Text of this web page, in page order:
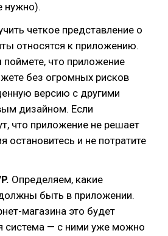
нужно).
четкое представление о
относятся к приложению.
что приложение
без огромных рисков
версию с другими
дизайном. Если
что приложение не решает
остановитесь и не потратите
Определяем, какие
быть в приложении.
магазина это будет
система — с ними уже можно